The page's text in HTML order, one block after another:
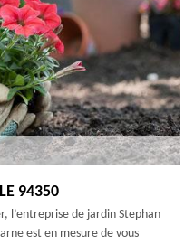
94350
l’entreprise de jardin Stephan
est en mesure de vous